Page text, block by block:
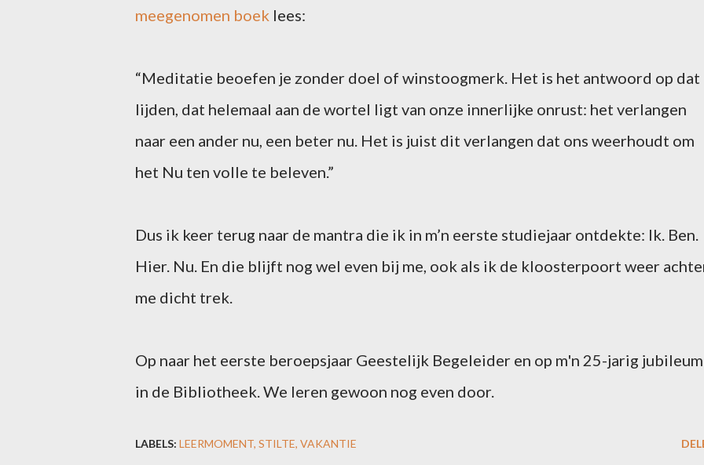
meegenomen boek lees:
“Meditatie beoefen je zonder doel of winstoogmerk. Het is het antwoord op dat
lijden, dat helemaal aan de wortel ligt van onze innerlijke onrust: het verlangen
naar een ander nu, een beter nu. Het is juist dit verlangen dat ons weerhoudt om
het Nu ten volle te beleven.”
Dus ik keer terug naar de mantra die ik in m’n eerste studiejaar ontdekte: Ik. Ben.
Hier. Nu. En die blijft nog wel even bij me, ook als ik de kloosterpoort weer
me dicht trek.
Op naar het eerste beroepsjaar Geestelijk Begeleider en op m'n 25-jarig jubileum
in de Bibliotheek. We leren gewoon nog even door.
LABELS: LEERMOMENT STILTE VAKANTIE